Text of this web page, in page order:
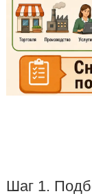
Шаг 1.